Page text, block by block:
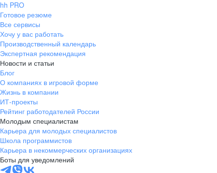
Владивосток
пер. Ланинский д. 4, офис 3.4
+7 423 202-33-28
pr@dv.hh.ru
Новосибирск
ул. Большевистская, д. 35,
помещение 21
+7 383 207-94-64
pr@nsk.hh.ru
Минск
пр-т Дзержинского, д. 57,
hh PRO
Готовое резюме
Все сервисы
Хочу у вас работать
Производственный календарь
Экспертная рекомендация
Новости и статьи
Блог
О компаниях в игровой форме
Жизнь в компании
ИТ-проекты
Рейтинг работодателей России
Молодым специалистам
Карьера для молодых специалистов
Школа программистов
Карьера в некоммерческих организациях
Боты для уведомлений